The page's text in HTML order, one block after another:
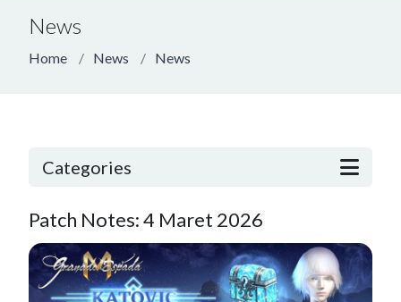
News
Home News News
Categories
Patch Notes: 4 Maret 2026